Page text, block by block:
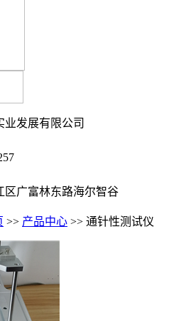
业发展有限公司
区广富林东路海尔智谷
>> 产品中心 >> 通针性测试仪